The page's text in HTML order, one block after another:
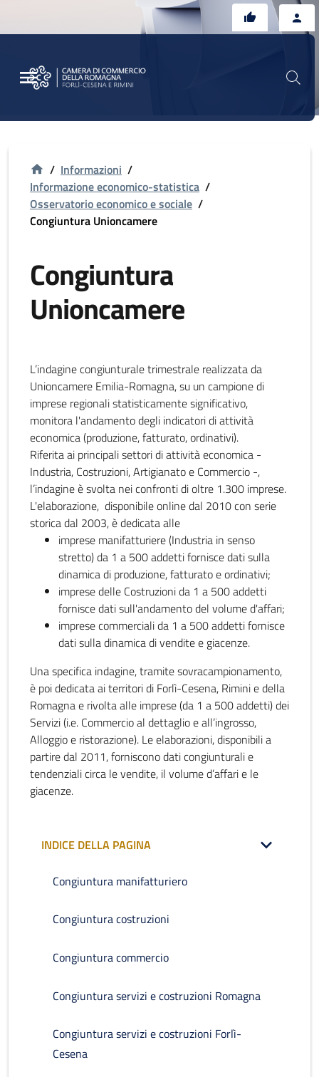
/ Informazioni /
Informazione economico-statistica /
Osservatorio economico e sociale /
Congiuntura Unioncamere
Congiuntura
Unioncamere
L’indagine congiunturale trimestrale realizzata da
Unioncamere Emilia-Romagna, su un campione di
imprese regionali statisticamente significativo,
monitora l'andamento degli indicatori di attività
economica (produzione, fatturato, ordinativi).
Riferita ai principali settori di attività economica -
Industria, Costruzioni, Artigianato e Commercio -,
l’indagine è svolta nei confronti di oltre 1.300 imprese.
L'elaborazione, disponibile online dal 2010 con serie
storica dal 2003, è dedicata alle
imprese manifatturiere (Industria in senso
stretto) da 1 a 500 addetti fornisce dati sulla
dinamica di produzione, fatturato e ordinativi;
imprese delle Costruzioni da 1 a 500 addetti
fornisce dati sull'andamento del volume d'affari;
imprese commerciali da 1 a 500 addetti fornisce
dati sulla dinamica di vendite e giacenze.
Una specifica indagine, tramite sovracampionamento,
è poi dedicata ai territori di Forlì-Cesena, Rimini e della
Romagna e rivolta alle imprese (da 1 a 500 addetti) dei
Servizi (i.e. Commercio al dettaglio e all’ingrosso,
Alloggio e ristorazione). Le elaborazioni, disponibili a
partire dal 2011, forniscono dati congiunturali e
tendenziali circa le vendite, il volume d’affari e le
giacenze.
INDICE DELLA PAGINA
Congiuntura manifatturiero
Congiuntura costruzioni
Congiuntura commercio
Congiuntura servizi e costruzioni Romagna
Congiuntura servizi e costruzioni Forlì-
Cesena